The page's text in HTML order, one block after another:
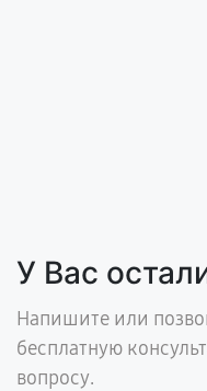
У Вас
Напишите или
бесплатную
вопросу.